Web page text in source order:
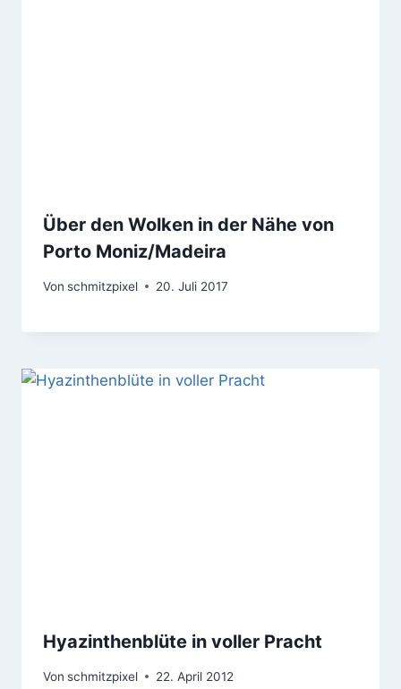
Über den Wolken in der Nähe von
Porto Moniz/Madeira
Von schmitzpixel 20. Juli 2017
Hyazinthenblüte in voller Pracht
Von schmitzpixel 22. April 2012